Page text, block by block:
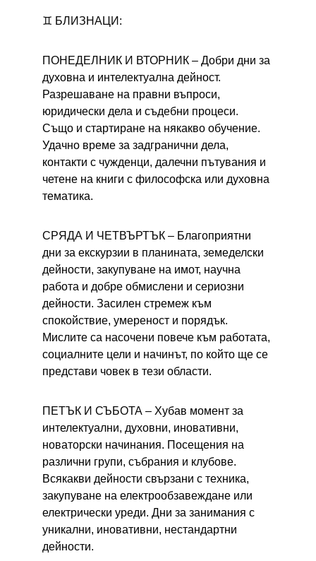
♊ БЛИЗНАЦИ:
ПОНЕДЕЛНИК И ВТОРНИК – Добри дни за
духовна и интелектуална дейност.
Разрешаване на правни въпроси,
юридически дела и съдебни процеси.
Също и стартиране на някакво обучение.
Удачно време за задгранични дела,
контакти с чужденци, далечни пътувания и
четене на книги с философска или духовна
тематика.
СРЯДА И ЧЕТВЪРТЪК – Благоприятни
дни за екскурзии в планината, земеделски
дейности, закупуване на имот, научна
работа и добре обмислени и сериозни
дейности. Засилен стремеж към
спокойствие, умереност и порядък.
Мислите са насочени повече към работата,
социалните цели и начинът, по който ще се
представи човек в тези области.
ПЕТЪК И СЪБОТА – Хубав момент за
интелектуални, духовни, иновативни,
новаторски начинания. Посещения на
различни групи, събрания и клубове.
Всякакви дейности свързани с техника,
закупуване на електрообзавеждане или
електрически уреди. Дни за занимания с
уникални, иновативни, нестандартни
дейности.